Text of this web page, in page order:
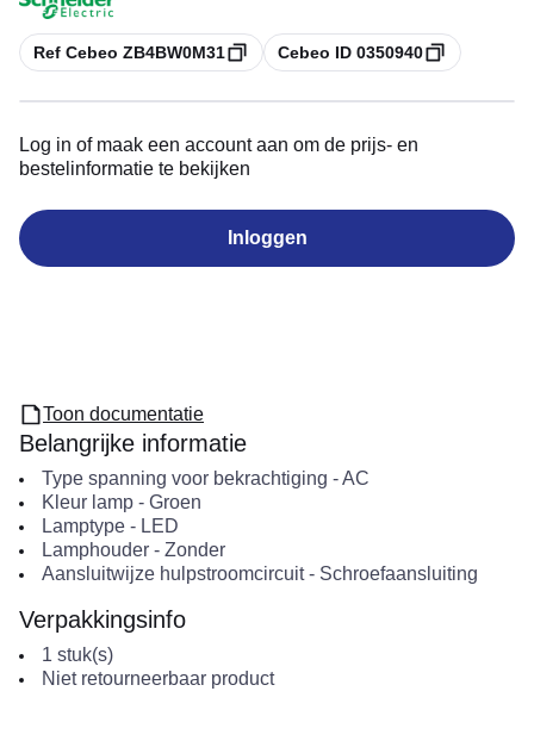
Kopiëren
Ref Cebeo ZB4BW0M31 Kopiëren
Cebeo ID 0350940
Log in of maak een account aan om de prijs- en
bestelinformatie te bekijken
Inloggen
Toon documentatie
Belangrijke informatie
Type spanning voor bekrachtiging -AC
Kleur lamp- Groen
Lamptype- LED
Lamphouder- Zonder
Aansluitwijze hulpstroomcircuit- Schroefaansluiting
Verpakkingsinfo
1 stuk(s)
Niet retourneerbaar product